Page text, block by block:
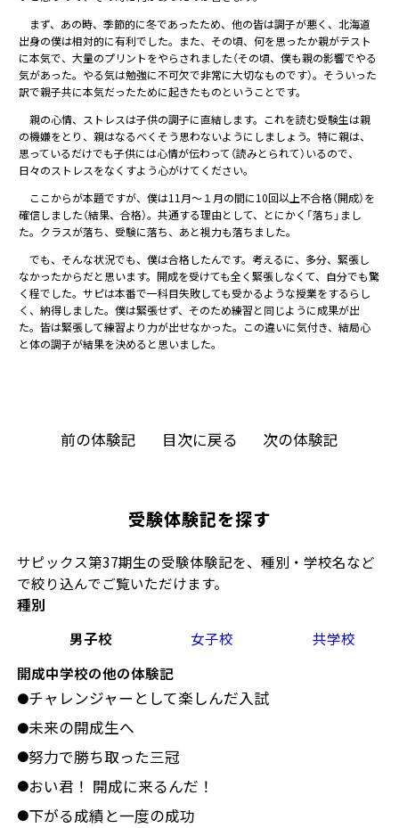
受験体験記を探す
サピックス第37期生の受験体験記を、種別・学校名など
で絞り込んでご覧いただけます。
種別
男子校
女子校
共学校
開成中学校の他の体験記
●チャレンジャーとして楽しんだ入試
●未来の開成生へ
●努力で勝ち取った三冠
●おい君！ 開成に来るんだ！
●下がる成績と一度の成功
まず、あの時、季節的に冬であったため、他の皆は調子が悪く、北海道
出身の僕は相対的に有利でした。また、その頃、何を思ったか親がテスト
に本気で、大量のプリントをやらされました（その頃、僕も親の影響でやる
気があった。やる気は勉強に不可欠で非常に大切なものです）。そういった
訳で親子共に本気だったために起きたものということです。
親の心情、ストレスは子供の調子に直結します。これを読む受験生は親
の機嫌をとり、親はなるべくそう思わないようにしましょう。特に親は、
思っているだけでも子供には心情が伝わって（読みとられて）いるので、
日々のストレスをなくすよう心がけてください。
ここからが本題ですが、僕は11月～１月の間に10回以上不合格（開成）を
確信しました（結果、合格）。共通する理由として、とにかく「落ち」まし
た。クラスが落ち、受験に落ち、あと視力も落ちました。
でも、そんな状況でも、僕は合格したんです。考えるに、多分、緊張し
なかったからだと思います。開成を受けても全く緊張しなくて、自分でも驚
く程でした。サピは本番で一科目失敗しても受かるような授業をするらし
く、納得しました。僕は緊張せず、そのため練習と同じように成果が出
た。皆は緊張して練習より力が出せなかった。この違いに気付き、結局心
と体の調子が結果を決めると思いました。
前の体験記 目次に戻る 次の体験記